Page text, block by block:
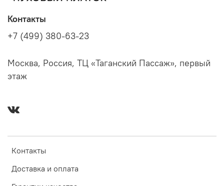
Контакты
Доставка и оплата
Контакты
+7 (499) 380-63-23
Москва, Россия, ТЦ «Таганский Пассаж», первый
этаж